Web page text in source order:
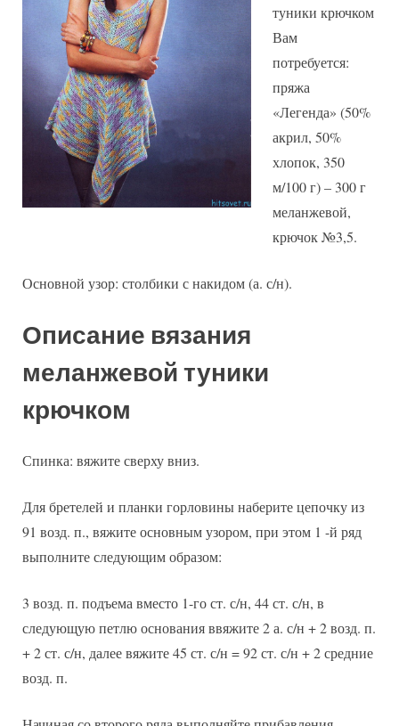
туники крючком
Вам
потребуется:
пряжа
«Легенда» (50%
акрил, 50%
хлопок, 350
м/100 г) – 300 г
меланжевой,
крючок №3,5.
Основной узор: столбики с накидом (а. с/н).
Описание вязания
меланжевой туники
крючком
Спинка: вяжите сверху вниз.
Для бретелей и планки горловины наберите цепочку из
91 возд. п., вяжите основным узором, при этом 1 -й ряд
выполните следующим образом:
3 возд. п. подъема вместо 1-го ст. с/н, 44 ст. с/н, в
следующую петлю основания ввяжите 2 а. с/н + 2 возд. п.
+ 2 ст. с/н, далее вяжите 45 ст. с/н = 92 ст. с/н + 2 средние
возд. п.